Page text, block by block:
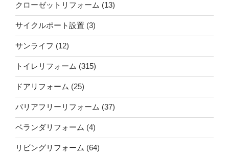
クローゼットリフォーム (13)
サイクルポート設置 (3)
サンライフ (12)
トイレリフォーム (315)
ドアリフォーム (25)
バリアフリーリフォーム (37)
ベランダリフォーム (4)
リビングリフォーム (64)